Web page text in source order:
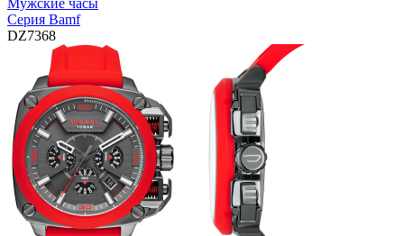
Мужские часы
Серия Bamf
DZ7368